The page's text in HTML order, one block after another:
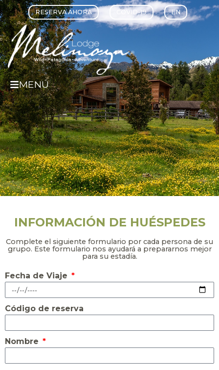
RESERVA AHORA COVID-19 EN
MENÚ
INFORMACIÓN DE HUÉSPEDES
Complete el siguiente formulario por cada persona de su
grupo. Este formulario nos ayudará a prepararnos mejor
para su estadía.
Fecha de Viaje
Código de reserva
Nombre